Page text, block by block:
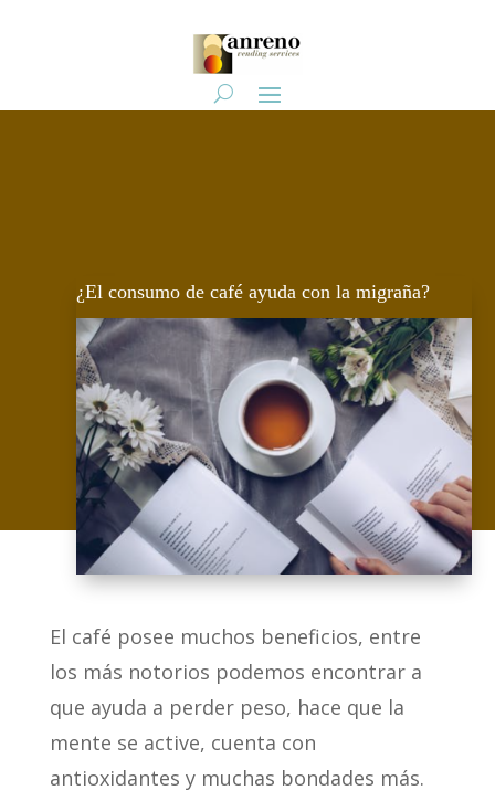
¿El consumo de café ayuda con la migraña?
El café posee muchos beneficios, entre
los más notorios podemos encontrar a
que ayuda a perder peso, hace que la
mente se active, cuenta con
antioxidantes y muchas bondades más.